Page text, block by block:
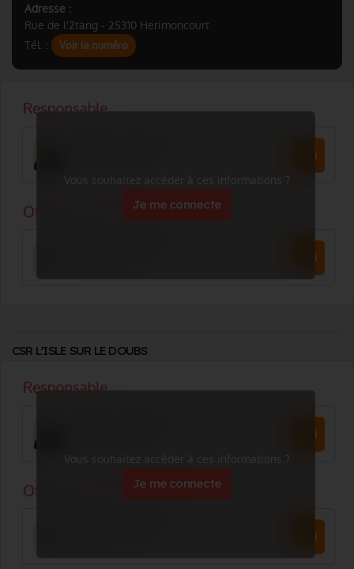
Adresse :
Rue de l'2tang - 25310 Herimoncourt
Tél. :
Voir le numéro
Vous souhaitez accéder à ces informations ?
Je me connecte
CSR L'ISLE SUR LE DOUBS
Vous souhaitez accéder à ces informations ?
Je me connecte